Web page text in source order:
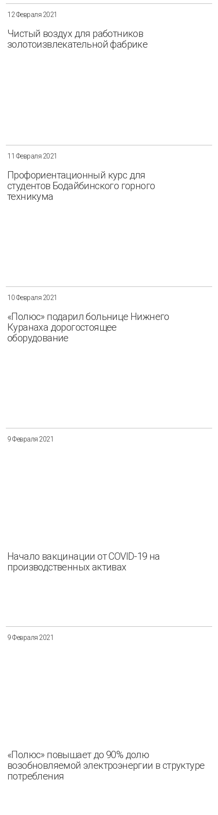
12 Февраля 2021
Чистый воздух для работников
золотоизвлекательной фабрике
11 Февраля 2021
Профориентационный курс для
студентов Бодайбинского горного
техникума
10 Февраля 2021
«Полюс» подарил больнице Нижнего
Куранаха дорогостоящее
оборудование
9 Февраля 2021
Начало вакцинации от COVID-19 на
производственных активах
9 Февраля 2021
«Полюс» повышает до 90% долю
возобновляемой электроэнергии в структуре
потребления